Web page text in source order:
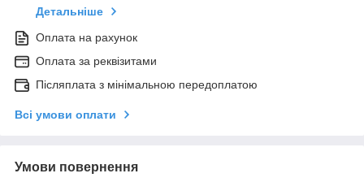
Детальніше
Оплата на рахунок
Оплата за реквізитами
Післяплата з мінімальною передоплатою
Всі умови оплати
Умови повернення